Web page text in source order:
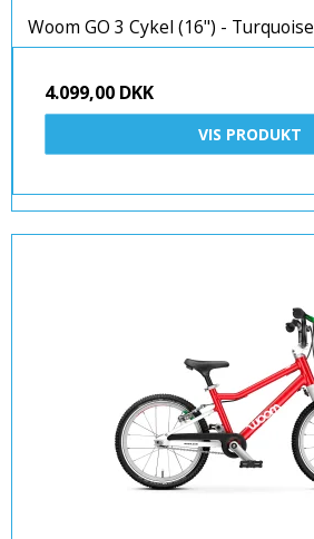
Woom GO 3 Cykel (16") - Turquoise
4.099,00 DKK
VIS PRODUKT